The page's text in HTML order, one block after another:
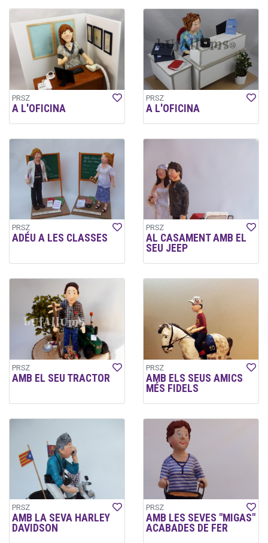
PRSZ
A L'OFICINA
PRSZ
A L'OFICINA
PRSZ
ADÉU A LES CLASSES
PRSZ
AL CASAMENT AMB EL
SEU JEEP
PRSZ
AMB EL SEU TRACTOR
PRSZ
AMB ELS SEUS AMICS
MÉS FIDELS
PRSZ
AMB LA SEVA HARLEY
DAVIDSON
PRSZ
AMB LES SEVES "MIGAS"
ACABADES DE FER